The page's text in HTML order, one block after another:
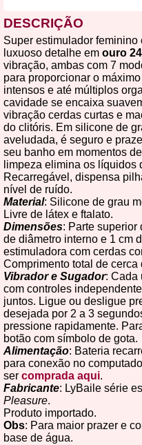
DESCRIÇÃO
Super estimulador
luxuoso detalhe em ouro
vibração, ambas com 7
para proporcionar o
intensos e até múltiplos
cavidade se encaixa
vibração cerdas curtas e
do clitóris. Em silicone de
aveludada, é seguro e
seu banho em momentos
limpeza elimina os líquidos
Recarregável, dispensa
nível de ruído.
Material: Silicone de grau
Livre de látex e ftalato.
Dimensões: Parte superior
de diâmetro interno e 1 cm
estimuladora com cerdas
Comprimento total de cerca
Vibrador e Sugador: Cada
com controles
juntos. Ligue ou desligue
desejada por 2 a 3
pressione rapidamente.
botão com símbolo de gota.
Alimentação: Bateria
para conexão no
ser comprada aqui.
Fabricante: LyBaile série
Pleasure.
Produto importado.
Obs: Para maior prazer e
base de água.